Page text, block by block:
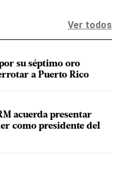
Ver todos
su séptimo oro
a Puerto Rico
acuerda presentar
como presidente del